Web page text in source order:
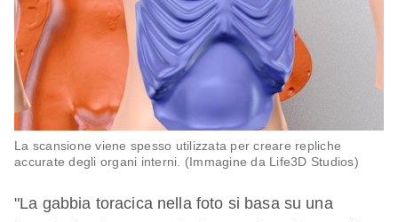
La scansione viene spesso utilizzata per creare repliche
accurate degli organi interni. (Immagine da Life3D Studios)
"La gabbia toracica nella foto si basa su una